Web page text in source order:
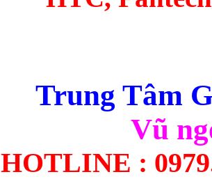
Trung Tâm
Vũ
HOTLINE :